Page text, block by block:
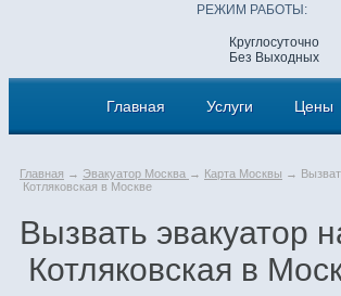
РЕЖИМ РАБОТЫ:
Круглосуточно
Без Выходных
Главная Услуги Цены
Главная → Эвакуатор Москва → Карта Москвы →
Котляковская в Москве
Вызвать эвакуатор
Котляковская в